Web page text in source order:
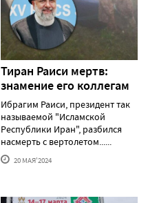
Тиран Раиси мертв:
знамение его коллегам
Ибрагим Раиси, президент так
называемой "Исламской
Республики Иран", разбился
насмерть с вертолетом......
20 МАЯ'2024